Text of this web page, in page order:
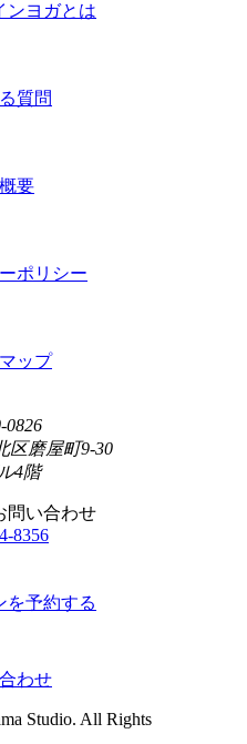
ンヨガとは
質問
要
ポリシー
ップ
0826
区磨屋町9-30
4階
問い合わせ
8356
を予約する
わせ
Studio. All Rights